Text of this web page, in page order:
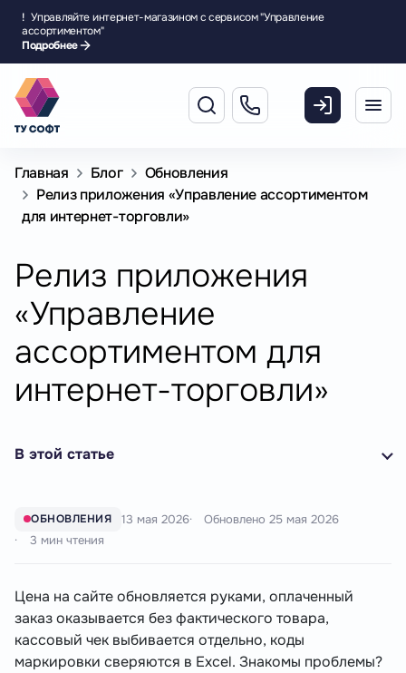
! Управляйте интернет-магазином с сервисом "Управление
ассортиментом"
Подробнее
Главная Блог
Обновления
Релиз приложения «Управление ассортиментом
для интернет-торговли»
Релиз приложения
«Управление
ассортиментом для
интернет-торговли»
В этой статье
ОБНОВЛЕНИЯ 13 мая 2026 Обновлено25 мая 2026
3 мин чтения
Цена на сайте обновляется руками, оплаченный
заказ оказывается без фактического товара,
кассовый чек выбивается отдельно, коды
маркировки сверяются в Excel. Знакомы проблемы?